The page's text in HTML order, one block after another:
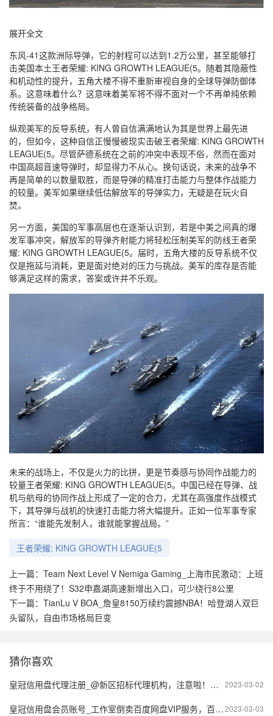
展开全文
东风-41这款洲际导弹，它的射程可以达到1.2万公里，甚至能够打
击美国本土王者荣耀: KING GROWTH LEAGUE(5。随着其隐蔽性
和机动性的提升，五角大楼不得不重新审视自身的全球导弹防御体
系。这意味着什么？这意味着美军将不得不面对一个不再单纯依赖
传统装备的战争格局。
纵观美军的反导系统，有人曾自信满满地认为其是世界上最先进
的，但如今，这种自信正慢慢被现实击破王者荣耀: KING GROWTH
LEAGUE(5。尽管萨德系统在之前的冲突中表现不俗，然而在面对
中国高超音速导弹时，却显得力不从心。换句话说，未来的战争不
再是简单的以数量取胜，而是导弹的精准打击能力与整体作战能力
的较量。美军如果继续低估解放军的导弹实力，无疑是在玩火自
焚。
另一方面，美国的军事高层也在逐渐认识到，若是中美之间真的爆
发军事冲突，解放军的导弹齐射能力将轻松压制美军的防线王者荣
耀: KING GROWTH LEAGUE(5。届时，五角大楼的反导系统不仅
仅是拖延与消耗，更是面对绝对的压力与挑战。美军的库存是否能
够满足这样的需求，答案或许并不乐观。
未来的战场上，不仅是火力的比拼，更是节奏感与协同作战能力的
较量王者荣耀: KING GROWTH LEAGUE(5。中国已经在导弹、战
机与航母的协同作战上形成了一定的合力，尤其在高强度作战模式
下，其导弹与战机的快速打击能力将大幅提升。正如一位军事专家
所言：“谁能先发制人，谁就能掌握战局。”
王者荣耀: KING GROWTH LEAGUE(5
上一篇： Team Next Level V Nemiga Gaming_上海市民激动：上班
终于不用绕了！S32申嘉湖高速新增出入口，可少绕行8公里
下一篇： TianLu V BOA_詹皇8150万续约震撼NBA！哈登湖人双巨
头留队，自由市场格局巨变
猜你喜欢
2023-03-02
皇冠信用盘代理注册_@新区招标代理机构，注意啦！今年7月起开展信用综合评价
2023-03-03
皇冠信用盘会员账号_工作室倒卖百度网盘VIP服务，百度获赔56.2万元